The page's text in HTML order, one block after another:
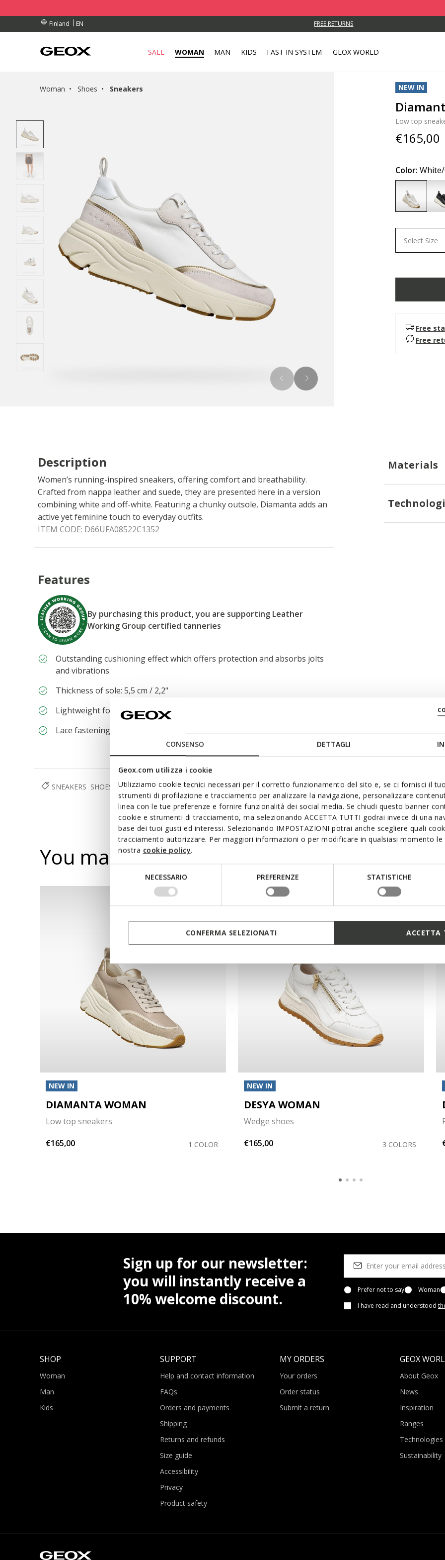
CONSENSO DETTAGLI
Geox.com utilizza i cookie
Utilizziamo cookie tecnici necessari per il corretto funzionamento del sito e, se ci fornisci il
strumenti di profilazione e tracciamento per analizzare la navigazione, personalizzare
linea con le tue preferenze e fornire funzionalità dei social media. Se chiudi questo banner
cookie e strumenti di tracciamento, ma selezionando ACCETTA TUTTI godrai invece di una
base dei tuoi gusti ed interessi. Selezionando IMPOSTAZIONI potrai anche scegliere quali
tracciamento autorizzare. Per maggiori informazioni o per modificare in qualsiasi momento
nostra cookie policy.
Selezione
NECESSARIO PREFERENZE STATISTICHE
CONFERMA SELEZIONATI ACCETTA
Finland EN
OVER 90.00 € FREE RETURNS
COLLECTION POINT.
OVER 90.00 €
SALE WOMAN MAN KIDS FAST IN SYSTEM GEOX WORLD
Woman Shoes Sneakers NEW IN
Low top
€165,00
Color:
Select Size
Free
Free
Description
Women’s running-inspired sneakers, offering comfort and breathability.
Crafted from nappa leather and suede, they are presented here in a version
combining white and off-white. Featuring a chunky outsole, Diamanta adds an
active yet feminine touch to everyday outfits.
ITEM CODE: D66UFA08522C1352
Features
By purchasing this product, you are supporting Leather
Working Group certified tanneries
Outstanding cushioning effect which offers protection and absorbs jolts
and vibrations
Thickness of sole: 5,5 cm / 2,2"
Lightweight footwear
Lace fastening; Removable insole
Materials
SNEAKERS SHOES WOMAN
You may also like
NEW IN
DIAMANTA WOMAN
Low top sneakers
€165,00
1 COLOR
NEW IN
DESYA WOMAN
Wedge shoes
€165,00
3 COLORS
Sign up for our newsletter:
you will instantly receive a
10% welcome discount.
Prefer not to say
Woman
I have read and understood
SHOP
Woman
Man
Kids
SUPPORT
Help and contact information
FAQs
Orders and payments
Shipping
Returns and refunds
Size guide
Accessibility
Privacy
Product safety
MY ORDERS
Your orders
Order status
Submit a return
GEOX
About Geox
News
Inspiration
Ranges
Technologies
Sustainability